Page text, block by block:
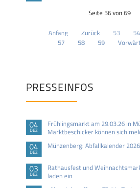
Seite 56 von 69
Anfang Zurück 53 54
57
58 59
PRESSEINFOS
04
DEZ
Frühlingsmarkt am 29.03.26 in
Marktbeschicker können sich
04
DEZ
Münzenberg: Abfallkalender
03
DEZ
Rathausfest und
laden ein